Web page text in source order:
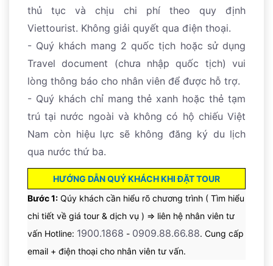
thủ tục và chịu chi phí theo quy định
Viettourist. Không giải quyết qua điện thoại.
- Quý khách mang 2 quốc tịch hoặc sử dụng
Travel document (chưa nhập quốc tịch) vui
lòng thông báo cho nhân viên để được hỗ trợ.
- Quý khách chỉ mang thẻ xanh hoặc thẻ tạm
trú tại nước ngoài và không có hộ chiếu Việt
Nam còn hiệu lực sẽ không đăng ký du lịch
qua nước thứ ba.
HƯỚNG DẪN QUÝ KHÁCH KHI ĐẶT TOUR
Bước 1: Qúy khách cần hiểu rõ chương trình ( Tìm hiểu
chi tiết về giá tour & dịch vụ ) => liên hệ nhân viên tư
vấn Hotline: 1900.1868 - 0909.88.66.88. Cung cấp
email + điện thoại cho nhân viên tư vấn.